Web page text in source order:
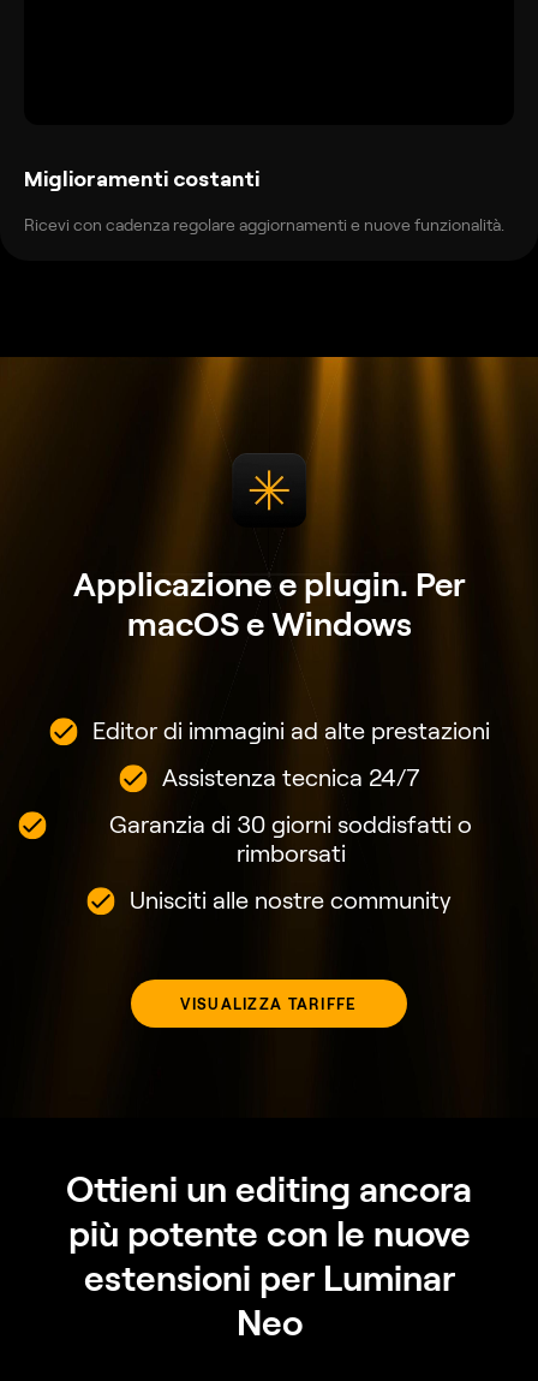
Miglioramenti costanti
Ricevi con cadenza regolare aggiornamenti e nuove funzionalità.
Applicazione e plugin. Per
macOS e Windows
Editor di immagini ad alte prestazioni
Assistenza tecnica 24/7
Garanzia di 30 giorni soddisfatti o
rimborsati
Unisciti alle nostre community
VISUALIZZA TARIFFE
Ottieni un editing ancora
più potente con le nuove
estensioni per Luminar
Neo